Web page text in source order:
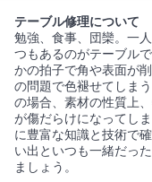
テーブル修理について
勉強、食事、団欒。一
つもあるのがテーブル
かの拍子で角や表面が
の問題で色褪せてしま
の場合、素材の性質上
が傷だらけになってし
に豊富な知識と技術で
い出といつも一緒だっ
ましょう。